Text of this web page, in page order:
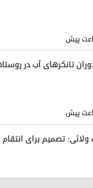
تانکرهای آب در
ولائی: تصمیم برای